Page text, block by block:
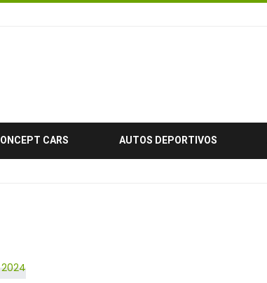
CARS AUTOS DEPORTIVOS